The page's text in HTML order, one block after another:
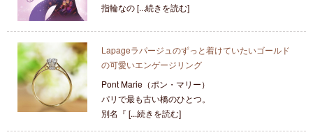
指輪なの [...続きを読む]
Lapageラパージュのずっと着けていたいゴールド
の可愛いエンゲージリング
Pont Marie（ポン・マリー）
パリで最も古い橋のひとつ。
別名『 [...続きを読む]